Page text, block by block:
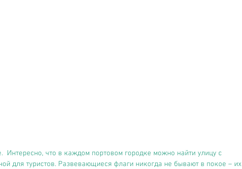
Интересно, что в каждом портовом городке можно найти улицу с
для туристов. Развевающиеся флаги никогда не бывают в покое – их